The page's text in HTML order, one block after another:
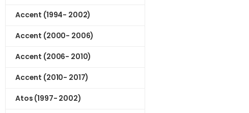
Accent (1994- 2002)
Accent (2000- 2006)
Accent (2006- 2010)
Accent (2010- 2017)
Atos (1997- 2002)